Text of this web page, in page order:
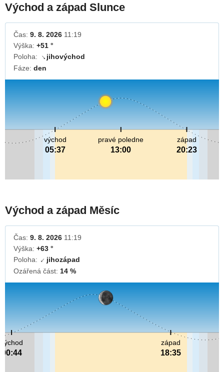
Východ a západ Slunce
Čas: 9. 8. 2026 11:19
Výška: +51 °
Poloha:
↓ jihovýchod
Fáze: den
pravé poledne
13:00
východ
05:37
západ
20:23
Východ a západ Měsíc
Čas: 9. 8. 2026 11:19
Výška: +63 °
Poloha: ↓jihozápad
Ozářená část: 14 %
východ
00:44
západ
18:35